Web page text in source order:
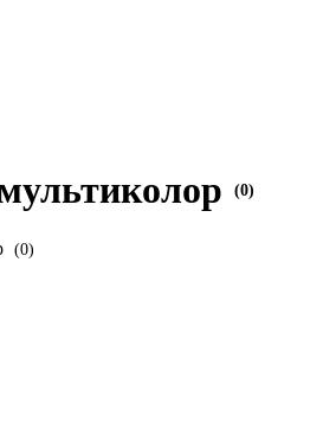
(0)
(0)